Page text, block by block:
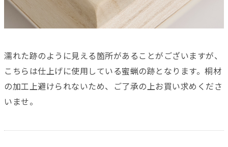
濡れた跡のように見える箇所があることがございますが、
こちらは仕上げに使用している蜜蝋の跡となります。桐材
の加工上避けられないため、ご了承の上お買い求めくださ
いませ。